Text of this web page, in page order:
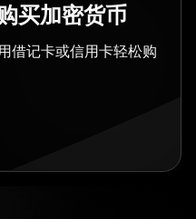
买加密货币
借记卡或信用卡轻松购